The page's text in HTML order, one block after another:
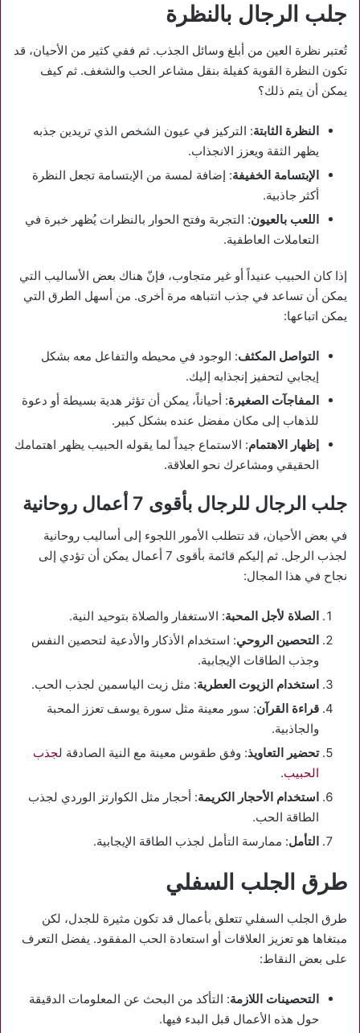
جلب الرجال بالنظرة
تُعتبر نظرة العين من أبلغ وسائل الجذب. ثم ففي كثير من الأحيان، قد
تكون النظرة القوية كفيلة بنقل مشاعر الحب والشغف. ثم كيف
يمكن أن يتم ذلك؟
النظرة الثابتة: التركيز في عيون الشخص الذي تريدين جذبه
يظهر الثقة ويعزز الانجذاب.
الإبتسامة الخفيفة: إضافة لمسة من الإبتسامة تجعل النظرة
أكثر جاذبية.
اللعب بالعيون: التجربة وفتح الحوار بالنظرات يُظهر خبرة في
التعاملات العاطفية.
إذا كان الحبيب عنيداً أو غير متجاوب، فإنّ هناك بعض الأساليب التي
يمكن أن تساعد في جذب انتباهه مرة أخرى. من أسهل الطرق التي
يمكن اتباعها:
التواصل المكثف: الوجود في محيطه والتفاعل معه بشكل
إيجابي لتحفيز إنجذابه إليك.
المفاجآت الصغيرة: أحياناً، يمكن أن تؤثر هدية بسيطة أو دعوة
للذهاب إلى مكان مفضل عنده بشكل كبير.
إظهار الاهتمام: الاستماع جيداً لما يقوله الحبيب يظهر اهتمامك
الحقيقي ومشاعرك نحو العلاقة.
جلب الرجال للرجال بأقوى 7 أعمال روحانية
في بعض الأحيان، قد تتطلب الأمور اللجوء إلى أساليب روحانية
لجذب الرجل. ثم إليكم قائمة بأقوى 7 أعمال يمكن أن تؤدي إلى
نجاح في هذا المجال:
الصلاة لأجل المحبة: الاستغفار والصلاة بتوحيد النية.
التحصين الروحي: استخدام الأذكار والأدعية لتحصين النفس
وجذب الطاقات الإيجابية.
استخدام الزيوت العطرية: مثل زيت الياسمين لجذب الحب.
قراءة القرآن: سور معينة مثل سورة يوسف تعزز المحبة
والجاذبية.
تحضير التعاويذ: وفق طقوس معينة مع النية الصادقة لجذب
الحبيب.
استخدام الأحجار الكريمة: أحجار مثل الكوارتز الوردي لجذب
الطاقة الحب.
التأمل: ممارسة التأمل لجذب الطاقة الإيجابية.
طرق الجلب السفلي
طرق الجلب السفلي تتعلق بأعمال قد تكون مثيرة للجدل، لكن
مبتغاها هو تعزيز العلاقات أو استعادة الحب المفقود. يفضل التعرف
على بعض النقاط:
التحصينات اللازمة: التأكد من البحث عن المعلومات الدقيقة
حول هذه الأعمال قبل البدء فيها.